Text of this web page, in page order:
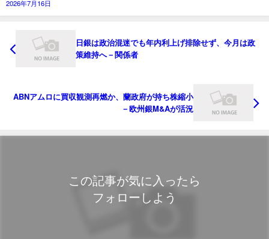
2026年7月16日
日銀は政治混迷でも年内利上げ排除せず、今月は政
策維持へ－関係者
ABNアムロに買収観測再燃か、蘭政府が持ち株縮小
－欧州銀M&Aが活況
この記事が気に入ったら
フォローしよう